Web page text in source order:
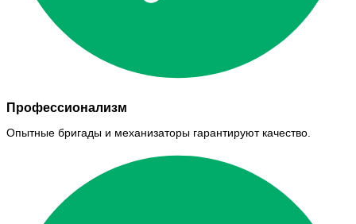
Профессионализм
Опытные бригады и механизаторы гарантируют качество.